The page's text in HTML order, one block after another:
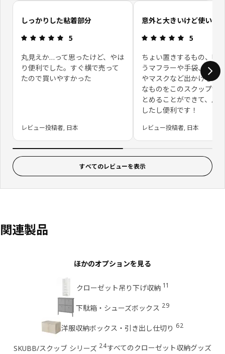
お客さまレビューをスキップ
しっかりした粘着部分
レビュー: 5 5 星の数
5
丸見えか…って思ったけど、やは
り便利でした。すぐ横で売って
たので買いやすかった
レビュー投稿者, 日本
意外と大きいけど使いや
レビュー: 5
5
ちょい置きするもの、明
うマフラーや手袋、エコ
やマスクなど出かける時
なものをこのスクップ1箇
とめることができて、片
したし便利です！
レビュー投稿者, 日本
すべてのレビューを表示
関連製品
ほかのオプションを見る
クローゼット吊り下げ収納 11
下駄箱・シューズボックス 29
洋服収納ボックス・引き出し仕切り 62
SKUBB/スクッブ シリーズ 24すべてのクローゼット収納グッズ